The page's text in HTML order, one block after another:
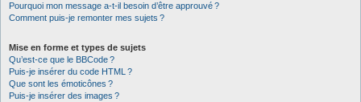
Pourquoi mon message a-t-il besoin d’être approuvé ?
Comment puis-je remonter mes sujets ?
Mise en forme et types de sujets
Qu’est-ce que le BBCode ?
Puis-je insérer du code HTML ?
Que sont les émoticônes ?
Puis-je insérer des images ?